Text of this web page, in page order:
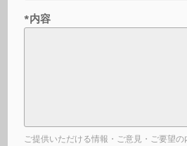
*内容
ご提供いただける情報・ご意見・ご要望の